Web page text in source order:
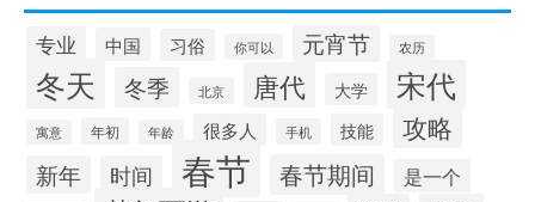
专业 中国 习俗 你可以 元宵节 农历
冬天 冬季 北京 唐代 大学 宋代
寓意 年初 年龄 很多人 手机 技能 攻略
新年 时间 春节 春节期间 是一个